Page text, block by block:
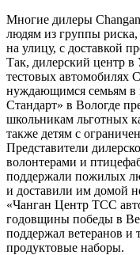
Многие дилеры
людям из группы
на улицу, с доставкой
Так, дилерский центр
тестовых автомобилях
нуждающимся семьям в
Стандарт» в Вологде
школьникам льготных
также детям с
Представители
волонтерами и
поддержали пожилых
и доставили им домой
«Чанган Центр ТСС
годовщины победы в
поддержал ветеранов и
продуктовые наборы.